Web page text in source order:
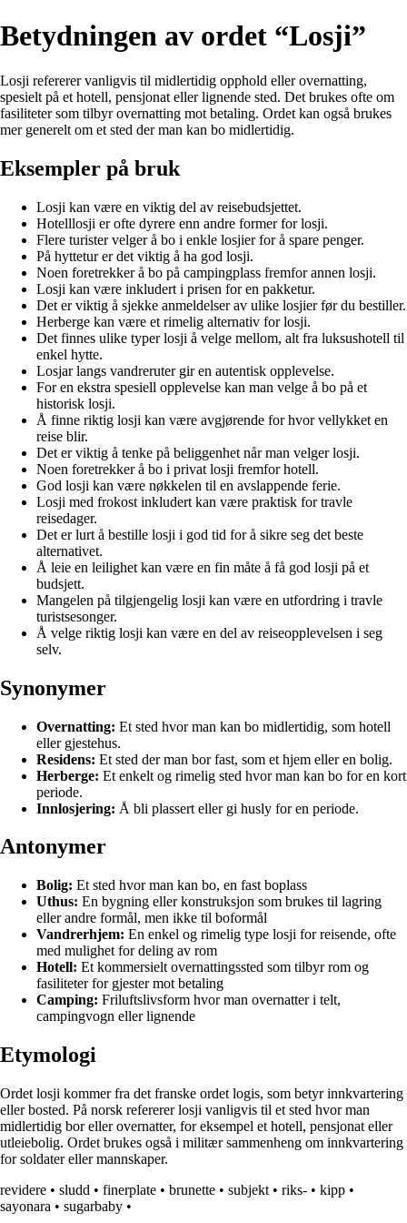
Betydningen av ordet “Losji”
Losji refererer vanligvis til midlertidig opphold eller overnatting,
spesielt på et hotell, pensjonat eller lignende sted. Det brukes ofte om
fasiliteter som tilbyr overnatting mot betaling. Ordet kan også brukes
mer generelt om et sted der man kan bo midlertidig.
Eksempler på bruk
Losji kan være en viktig del av reisebudsjettet.
Hotelllosji er ofte dyrere enn andre former for losji.
Flere turister velger å bo i enkle losjier for å spare penger.
På hyttetur er det viktig å ha god losji.
Noen foretrekker å bo på campingplass fremfor annen losji.
Losji kan være inkludert i prisen for en pakketur.
Det er viktig å sjekke anmeldelser av ulike losjier før du bestiller.
Herberge kan være et rimelig alternativ for losji.
Det finnes ulike typer losji å velge mellom, alt fra luksushotell til
enkel hytte.
Losjar langs vandreruter gir en autentisk opplevelse.
For en ekstra spesiell opplevelse kan man velge å bo på et
historisk losji.
Å finne riktig losji kan være avgjørende for hvor vellykket en
reise blir.
Det er viktig å tenke på beliggenhet når man velger losji.
Noen foretrekker å bo i privat losji fremfor hotell.
God losji kan være nøkkelen til en avslappende ferie.
Losji med frokost inkludert kan være praktisk for travle
reisedager.
Det er lurt å bestille losji i god tid for å sikre seg det beste
alternativet.
Å leie en leilighet kan være en fin måte å få god losji på et
budsjett.
Mangelen på tilgjengelig losji kan være en utfordring i travle
turistsesonger.
Å velge riktig losji kan være en del av reiseopplevelsen i seg
selv.
Synonymer
Overnatting: Et sted hvor man kan bo midlertidig, som hotell
eller gjestehus.
Residens: Et sted der man bor fast, som et hjem eller en bolig.
Herberge: Et enkelt og rimelig sted hvor man kan bo for en kort
periode.
Innlosjering: Å bli plassert eller gi husly for en periode.
Antonymer
Bolig: Et sted hvor man kan bo, en fast boplass
Uthus: En bygning eller konstruksjon som brukes til lagring
eller andre formål, men ikke til boformål
Vandrerhjem: En enkel og rimelig type losji for reisende, ofte
med mulighet for deling av rom
Hotell: Et kommersielt overnattingssted som tilbyr rom og
fasiliteter for gjester mot betaling
Camping: Friluftslivsform hvor man overnatter i telt,
campingvogn eller lignende
Etymologi
Ordet losji kommer fra det franske ordet logis, som betyr innkvartering
eller bosted. På norsk refererer losji vanligvis til et sted hvor man
midlertidig bor eller overnatter, for eksempel et hotell, pensjonat eller
utleiebolig. Ordet brukes også i militær sammenheng om innkvartering
for soldater eller mannskaper.
revidere • sludd • finerplate • brunette • subjekt • riks- • kipp •
sayonara • sugarbaby •